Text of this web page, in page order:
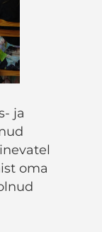
ja
oma